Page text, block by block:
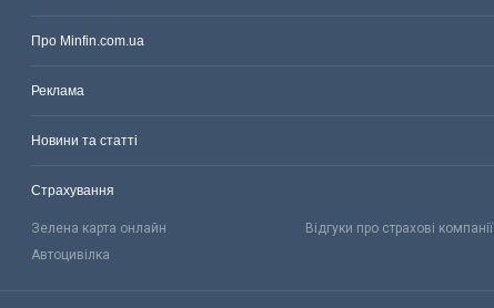
Про Minfin.com.ua
Реклама
Новини та статті
Страхування
Зелена карта онлайн Відгуки про страхові компанії
Автоцивілка